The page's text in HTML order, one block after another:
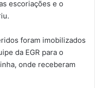
escoriações e o
foram imobilizados
da EGR para o
onde receberam